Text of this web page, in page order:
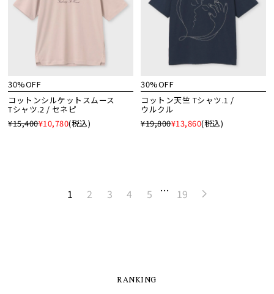
30%OFF
コットンシルケットスムース
Tシャツ.2 / セネピ
¥15,400¥10,780(税込)
30%OFF
コットン天竺 Tシャツ.1 /
ウルクル
¥19,800¥13,860(税込)
1 2 3 4 5 … 19
RANKING